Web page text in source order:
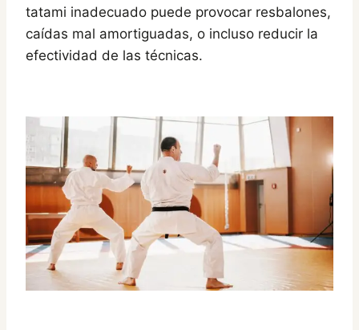
tatami inadecuado puede provocar resbalones,
caídas mal amortiguadas, o incluso reducir la
efectividad de las técnicas.